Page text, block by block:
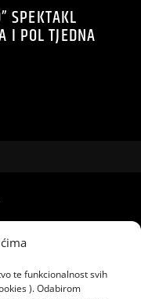
te funkcionalnost svih
). Odabirom
SPEKTAKL
I POL TJEDNA
KORISNIKA